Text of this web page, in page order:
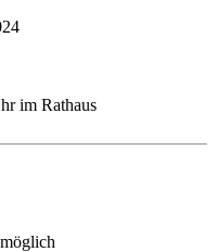
im Rathaus